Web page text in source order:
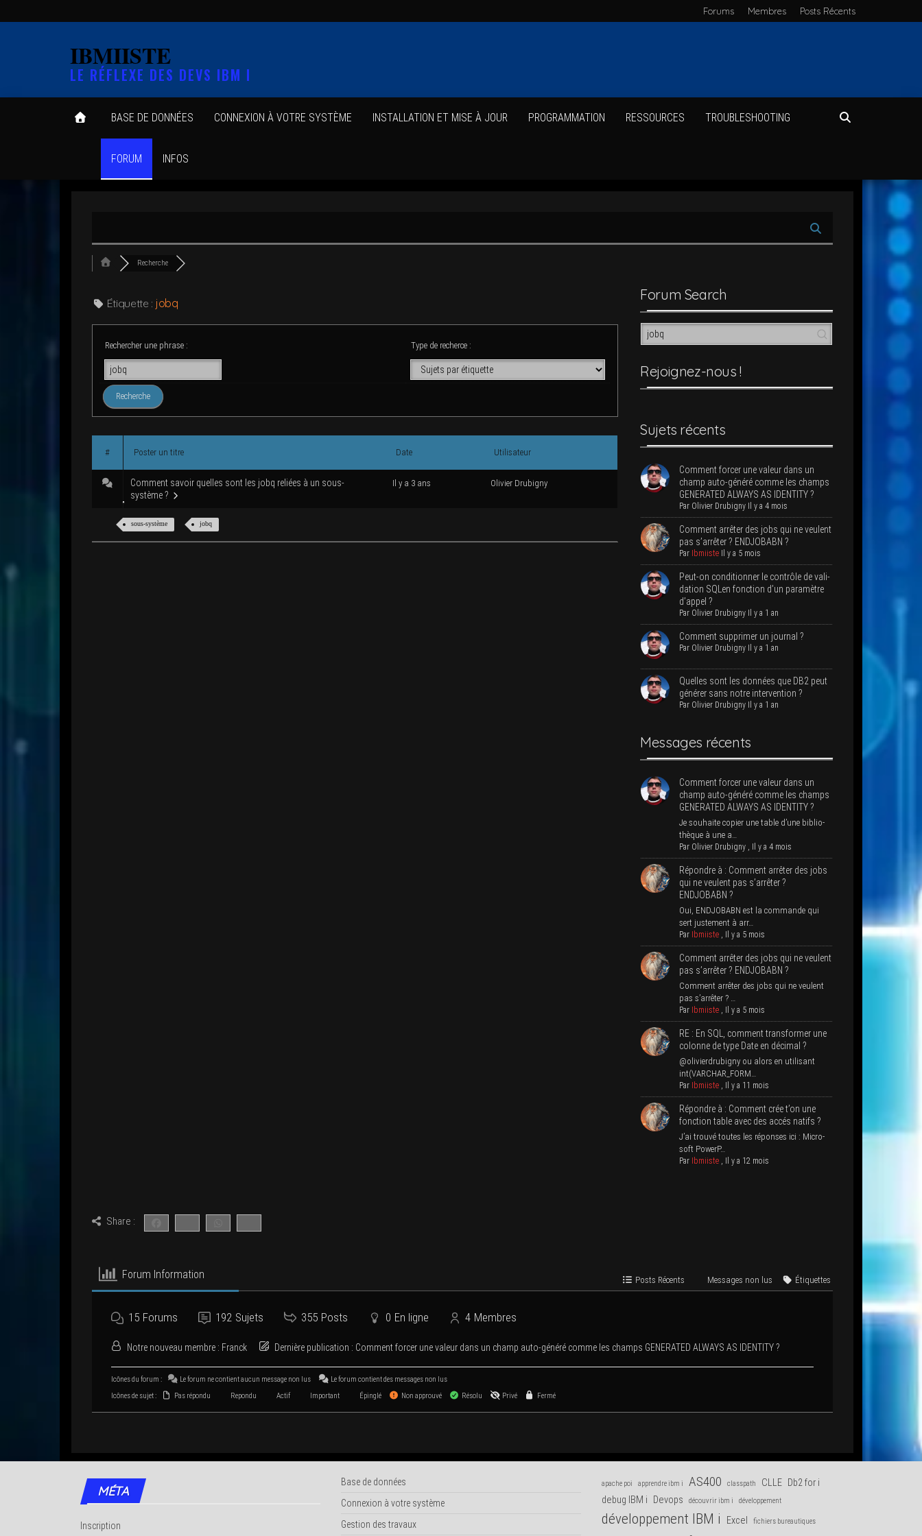
Forums Membres Posts Récents
IBMIISTE
LE RÉFLEXE DES DEVS IBM I
BASE DE DONNÉES CONNEXION À VOTRE SYSTÈME INS­TAL­LA­TION ET MISE À JOUR PRO­GRAM­MA­TION RES­SOURCES TROU­BLE­SHOO­TING
FORUM INFOS
Recherche
Éti­quette : jobq
Recher­cher une phrase : Type de recherce :
# Pos­ter un titre Date Uti­li­sa­teur
Com­ment savoir quelles sont les jobq reliées à un sous-
système ?
Il y a 3 ans Oli­vier Drubigny
sous-sys­tème jobq
Forum Search
Rejoi­­gnez-nous !
Sujets récents
Com­ment for­cer une valeur dans un
champ auto-géné­ré comme les champs
GENERATED ALWAYS AS IDENTITY ?
Par Oli­vier Dru­bi­gny Il y a 4 mois
Com­ment arrê­ter des jobs qui ne veulent
pas s’ar­rê­ter ? ENDJOBABN ?
Par Ibmiiste Il y a 5 mois
Peut-on condi­tion­ner le contrôle de vali­
da­tion SQLen fonc­tion d’un para­mètre
d’appel ?
Par Oli­vier Dru­bi­gny Il y a 1 an
Com­ment sup­pri­mer un journal ?
Par Oli­vier Dru­bi­gny Il y a 1 an
Quelles sont les don­nées que DB2 peut
géné­rer sans notre intervention ?
Par Oli­vier Dru­bi­gny Il y a 1 an
Mes­sages récents
Com­ment for­cer une valeur dans un
champ auto-géné­ré comme les champs
GENERATED ALWAYS AS IDENTITY ?
Je sou­haite copier une table d’une biblio­
thèque à une a…
Par Oli­vier Dru­bi­gny, Il y a 4 mois
Répondre à : Com­ment arrê­ter des jobs
qui ne veulent pas s’ar­rê­ter ?
ENDJOBABN ?
Oui, ENDJOBABN est la com­mande qui
sert jus­te­ment à arr…
Par Ibmiiste, Il y a 5 mois
Com­ment arrê­ter des jobs qui ne veulent
pas s’ar­rê­ter ? ENDJOBABN ?
Com­ment arrê­ter des jobs qui ne veulent
pas s’arrêter ? …
Par Ibmiiste, Il y a 5 mois
RE : En SQL, com­ment trans­for­mer une
colonne de type Date en décimal ?
@olivierdrubigny ou alors en uti­li­sant
int(VARCHAR_FORM…
Par Ibmiiste, Il y a 11 mois
Répondre à : Com­ment crée t’on une
fonc­tion table avec des accés natifs ?
J’ai trou­vé toutes les réponses ici : Micro­
soft PowerP…
Par Ibmiiste, Il y a 12 mois
Share :
Forum Infor­ma­tion Posts Récents Mes­sages non lus Éti­quettes
15 Forums 192 Sujets 355 Posts 0 En ligne 4 Membres
Notre nou­veau membre : Franck Der­nière publi­ca­tion : Com­ment for­cer une valeur dans un champ auto-géné­ré comme les champs GENERATED ALWAYS AS IDENTITY ?
Icônes du forum : Le forum ne contient aucun mes­sage non lus
Le forum contient des mes­sages non lus
Icônes de sujet :
Pas répondu Repondu Actif Important Épinglé Non approuvé Résolu Privé Fermé
MÉTA
Inscription
Base de données
Connexion à votre système
Gestion des travaux
apache poi apprendre ibm i AS400 classpath CLLE Db2 for i
debug IBM i
Devops découvrir ibm i développement
développement IBM i Excel fichiers bureautiques